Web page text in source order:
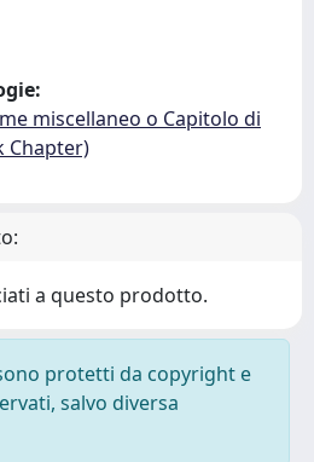
miscellaneo o Capitolo di
Chapter)
a questo prodotto.
protetti da copyright e
salvo diversa